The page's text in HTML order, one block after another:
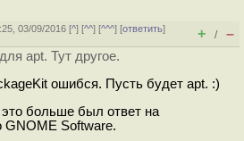
03/09/2016 [^] [^^] [^^^] [ответить]
+ / –
apt. Тут другое.
ошибся. Пусть будет apt. :)
больше был ответ на
GNOME Software.